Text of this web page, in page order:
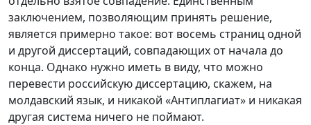
заключением, позволяющим принять решение,
является примерно такое: вот восемь страниц одной
и другой диссертаций, совпадающих от начала до
конца. Однако нужно иметь в виду, что можно
перевести российскую диссертацию, скажем, на
молдавский язык, и никакой «Антиплагиат» и никакая
другая система ничего не поймают.